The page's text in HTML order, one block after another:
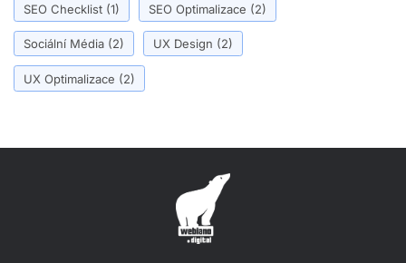
SEO Checklist (1) SEO Optimalizace (2)
Sociální Média (2) UX Design (2)
UX Optimalizace (2)